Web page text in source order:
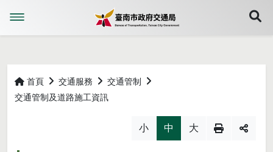
首頁 交通服務
交通管制
交通管制及道路施工資訊
略過字型切換，社群分享工具列
小 中 大